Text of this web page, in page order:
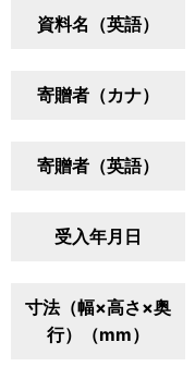
資料名（英語）
寄贈者（カナ）
寄贈者（英語）
受入年月日
寸法（幅×高さ×奥
行）（mm）